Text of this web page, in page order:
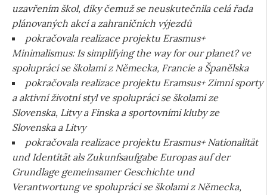
uzavřením škol, díky čemuž se neuskutečnila celá řada
plánovaných akcí a zahraničních výjezdů
pokračovala realizace projektu Erasmus+
Minimalismus: Is simplifying the way for our planet? ve
spolupráci se školami z Německa, Francie a Španělska
pokračovala realizace projektu Eramsus+ Zimní sporty
a aktivní životní styl ve spolupráci se školami ze
Slovenska, Litvy a Finska a sportovními kluby ze
Slovenska a Litvy
pokračovala realizace projektu Erasmus+ Nationalität
und Identität als Zukunfsaufgabe Europas auf der
Grundlage gemeinsamer Geschichte und
Verantwortung ve spolupráci se školami z Německa,